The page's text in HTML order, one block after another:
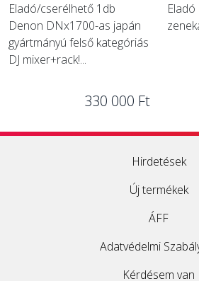
Eladó/cserélhető 1db
Denon DNx1700-as japán
gyártmányú felső kategóriás
DJ mixer+rack!...
330 000 Ft
Hirdetések
Új termékek
ÁFF
Adatvédelmi
Kérdésem van